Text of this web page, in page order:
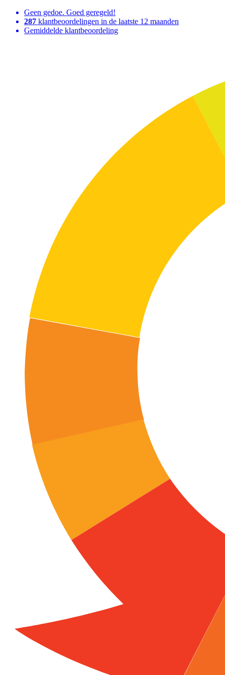
Geen gedoe. Goed geregeld!
287 klantbeoordelingen in de laatste 12 maanden
Gemiddelde klantbeoordeling